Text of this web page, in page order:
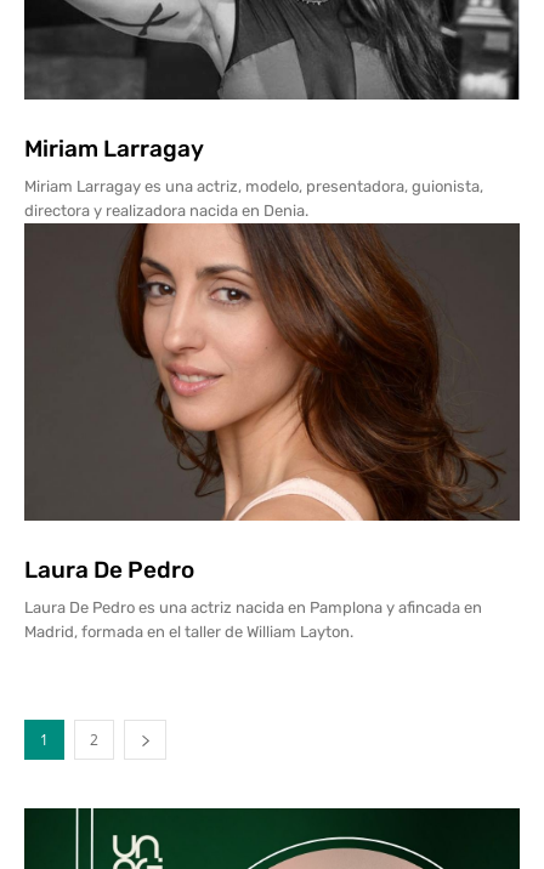
Miriam Larragay
Miriam Larragay es una actriz, modelo, presentadora, guionista,
directora y realizadora nacida en Denia.
Laura De Pedro
Laura De Pedro es una actriz nacida en Pamplona y afincada en
Madrid, formada en el taller de William Layton.
1 2